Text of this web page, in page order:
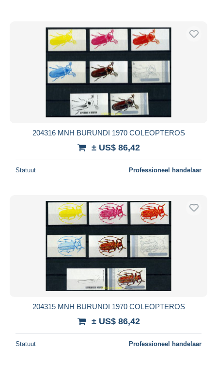
204316 MNH BURUNDI 1970 COLEOPTEROS
± US$ 86,42
Statuut Professioneel handelaar
204315 MNH BURUNDI 1970 COLEOPTEROS
± US$ 86,42
Statuut Professioneel handelaar